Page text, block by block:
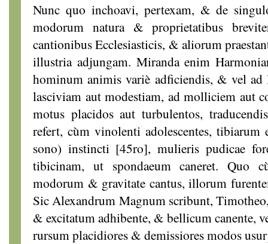
Nunc quo inchoavi, pertexam, & de
modorum natura & proprietatibus
cantionibus Ecclesiasticis, & aliorum
illustria adjungam. Miranda enim
hominum animis variè adficiendis, & vel
lasciviam aut modestiam, ad molliciem aut
motus placidos aut turbulentos,
refert, cùm vinolenti adolescentes,
sono) instincti [45ro], mulieris pudicae
tibicinam, ut spondaeum caneret. Quo
modorum & gravitate cantus, illorum
Sic Alexandrum Magnum scribunt,
& excitatum adhibente, & bellicum canente,
rursum placidiores & demissiores modos